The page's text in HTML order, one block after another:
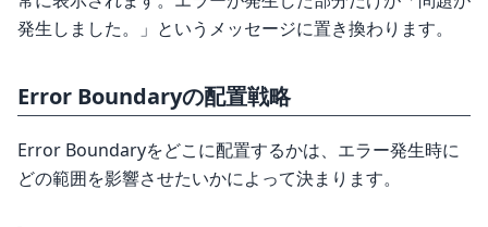
発生しました。」というメッセージに置き換わります。
Error Boundaryの配置戦略
Error Boundaryをどこに配置するかは、エラー発生時に
どの範囲を影響させたいかによって決まります。